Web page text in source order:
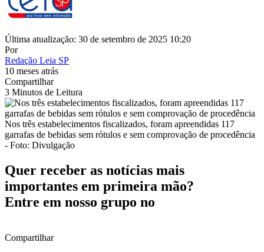
Última atualização: 30 de setembro de 2025 10:20
Por
Redação Leia SP
10 meses atrás
Compartilhar
3 Minutos de Leitura
Nos três estabelecimentos fiscalizados, foram apreendidas 117
garrafas de bebidas sem rótulos e sem comprovação de procedência
- Foto: Divulgação
Quer receber as notícias mais
importantes em primeira mão?
Entre em nosso grupo no
Compartilhar